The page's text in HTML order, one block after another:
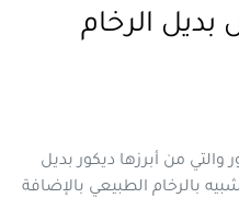
اشكال بديل الرخام
والتي من أبرزها ديكور بديل
بالرخام الطبيعي بالإضافة